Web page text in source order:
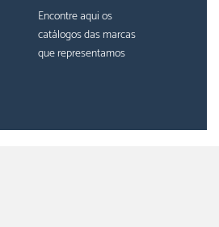
Encontre aqui os
catálogos das marcas
que representamos